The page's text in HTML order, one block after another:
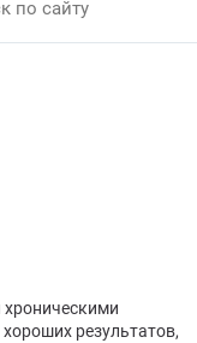
результатов,